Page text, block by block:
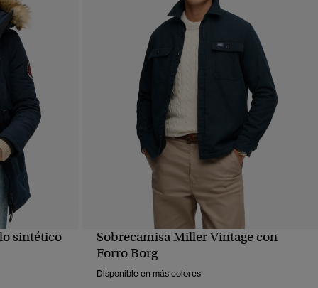
sintético
Sobrecamisa Miller Vintage con
Forro Borg
Disponible en más colores